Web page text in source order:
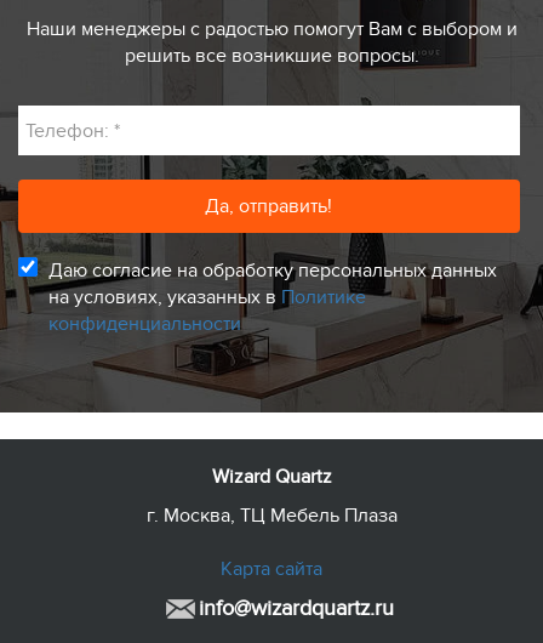
Наши менеджеры с радостью помогут Вам с выбором и
решить все возникшие вопросы.
Телефон: *
Даю согласие на обработку персональных данных
на условиях, указанных в Политике
конфиденциальности
Wizard Quartz
г. Москва, ТЦ Мебель Плаза
Карта сайта
info@wizardquartz.ru